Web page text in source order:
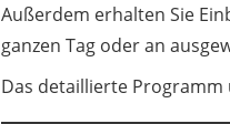
Außerdem erhalten Sie
ganzen Tag oder an
Das detaillierte